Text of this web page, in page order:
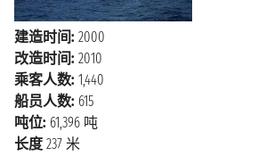
2027年2月24日星期三
上午8:00 - 下午11:00
2027年2月25日星期四
2027年2月26日星期五
上午8:00 - 下午11:00
马丁广场，方 尖碑，国会广场等。
跟着邮轮去旅行：布宜诺斯艾利斯
布宜诺斯艾利斯
是一个充满活力、热情洋溢并极具吸
是阿根廷也是南美洲最大的游轮停靠
被划分为48个街区（西 班牙语中叫
建造时间: 2000
改造时间: 2010
乘客人数: 1,440
船员人数: 615
吨位: 61,396 吨
长度 237 米